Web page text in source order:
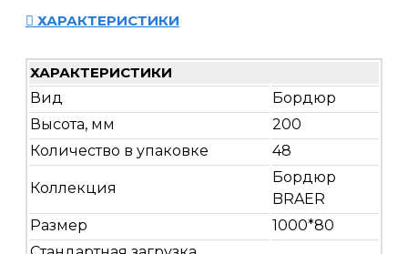
ХАРАКТЕРИСТИКИ
ХАРАКТЕРИСТИКИ
Вид
Бордюр
Высота, мм
200
Количество в упаковке
48
Коллекция
Бордюр
BRAER
Размер
1000*80